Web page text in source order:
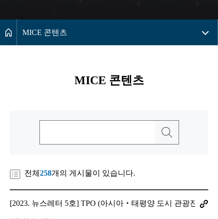
메인으로 MICE 콘텐츠페이지경로 2레벨 메뉴목록 더보기
MICE 콘텐츠
전체 258개의 게시물이 있습니다.
[2023. 뉴스레터 5호] TPO (아시아‧태평양 도시 관광진흥기